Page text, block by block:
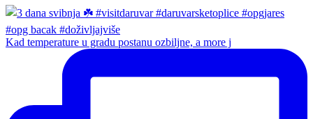
Kad temperature u gradu postanu ozbiljne, a more j